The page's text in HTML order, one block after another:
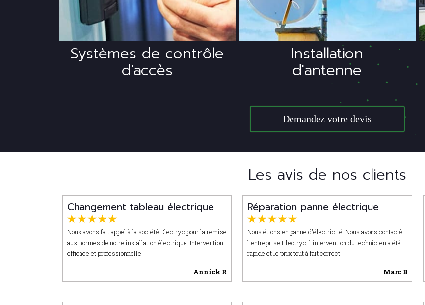
Systèmes de contrôle
d'accès
Installation
d'antenne
Demandez votre devis
Les avis de nos clients
Changement tableau électrique
Nous avons fait appel à la société Electryc pour la remise
aux normes de notre installation électrique. Intervention
efficace et professionnelle.
Annick R
Réparation panne électrique
Nous étions en panne d'électricité. Nous avons contacté
l'entreprise Electryc, l'intervention du technicien a été
rapide et le prix tout à fait correct.
Marc B